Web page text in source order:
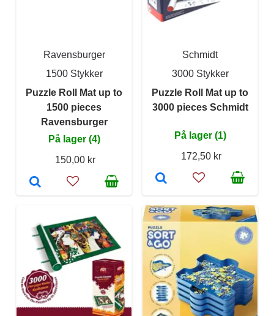
Ravensburger
1500 Stykker
Puzzle Roll Mat up to
1500 pieces
Ravensburger
På lager (4)
150,00 kr
Schmidt
3000 Stykker
Puzzle Roll Mat up to
3000 pieces Schmidt
På lager (1)
172,50 kr